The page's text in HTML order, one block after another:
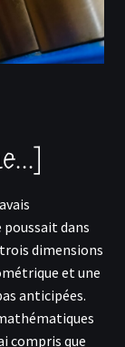
dans
dimensions
et une
anticipées.
compris que